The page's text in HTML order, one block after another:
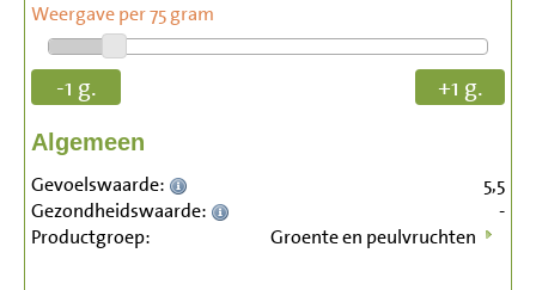
Weergave per 75 gram
-1 g. +1 g.
Algemeen
Gevoelswaarde:
5,5
Gezondheidswaarde:
-
Productgroep:
Groente en peulvruchten